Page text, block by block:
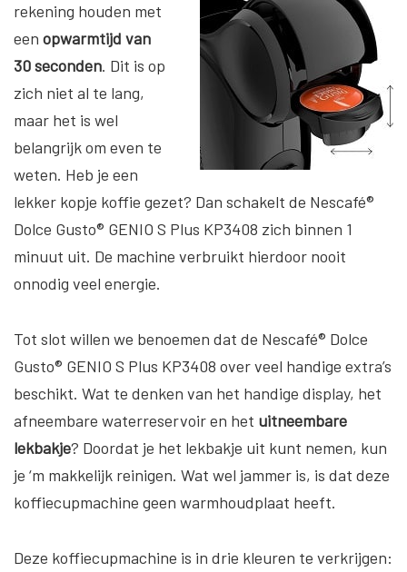
rekening houden met
een opwarmtijd van
30 seconden. Dit is op
zich niet al te lang,
maar het is wel
belangrijk om even te
weten. Heb je een
lekker kopje koffie gezet? Dan schakelt de Nescafé®
Dolce Gusto® GENIO S Plus KP3408 zich binnen 1
minuut uit. De machine verbruikt hierdoor nooit
onnodig veel energie.
Tot slot willen we benoemen dat de Nescafé® Dolce
Gusto® GENIO S Plus KP3408 over veel handige extra’s
beschikt. Wat te denken van het handige display, het
afneembare waterreservoir en het uitneembare
lekbakje? Doordat je het lekbakje uit kunt nemen, kun
je ‘m makkelijk reinigen. Wat wel jammer is, is dat deze
koffiecupmachine geen warmhoudplaat heeft.
Deze koffiecupmachine is in drie kleuren te verkrijgen: